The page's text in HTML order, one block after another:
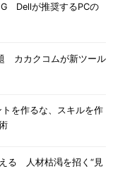
Dellが推奨するPCの
カカクコムが新ツール
を作るな、スキルを作
る 人材枯渇を招く“見